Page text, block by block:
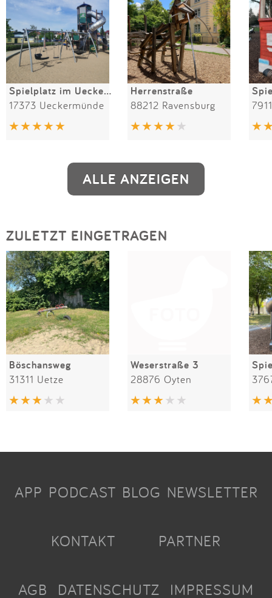
Spielplatz im Ueckerpark
17373 Ueckermünde
Herrenstraße
88212 Ravensburg
ALLE ANZEIGEN
ZULETZT EINGETRAGEN
Böschansweg
31311 Uetze
Weserstraße 3
28876 Oyten
APP PODCAST BLOG NEWSLETTER
KONTAKT PARTNER
AGB DATENSCHUTZ IMPRESSUM